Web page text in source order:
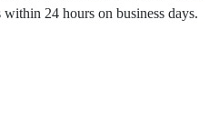
24 hours on business days.